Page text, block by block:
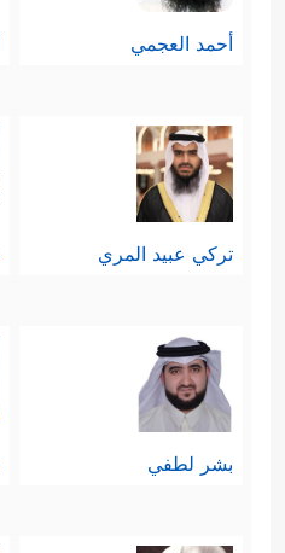
أحمد العجمي
تركي عبيد المري
بشر لطفي